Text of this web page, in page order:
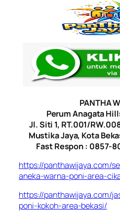
PANTHA
Perum Anagata
Jl. Siti 1, RT.001/
Mustika Jaya, Kota
Fast Respon : 0857-
https://panthawijaya.com/
aneka-warna-poni-area-
https://panthawijaya.com/
poni-kokoh-area-bekasi/